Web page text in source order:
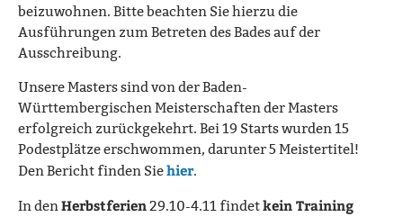
beizuwohnen. Bitte beachten Sie hierzu die
Ausführungen zum Betreten des Bades auf der
Ausschreibung.
Unsere Masters sind von der Baden-
Württembergischen Meisterschaften der Masters
erfolgreich zurückgekehrt. Bei 19 Starts wurden 15
Podestplätze erschwommen, darunter 5 Meistertitel!
Den Bericht finden Siehier.
In denHerbstferien29.10-4.11 findetkein Training